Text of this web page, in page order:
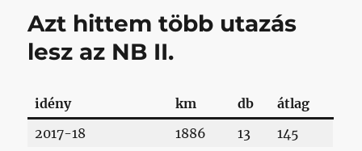
rendezik
osztályozókat
Azt hittem több utazás
lesz az NB II.
idény km db
átlag
2017-18
1886 13
145